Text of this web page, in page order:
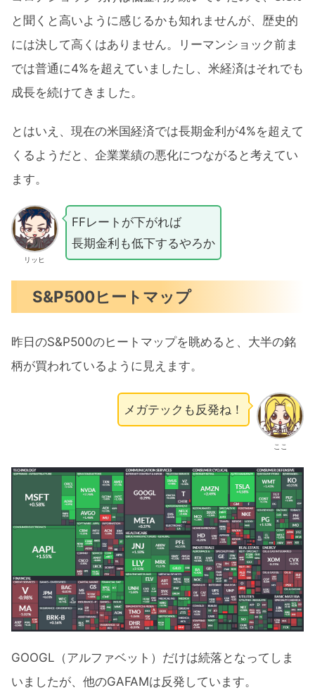
と聞くと高いように感じるかも知れませんが、歴史的
には決して高くはありません。リーマンショック前ま
では普通に4%を超えていましたし、米経済はそれでも
成長を続けてきました。
とはいえ、現在の米国経済では長期金利が4%を超えて
くるようだと、企業業績の悪化につながると考えてい
ます。
リッヒ
FFレートが下がれば
長期金利も低下するやろか
S&P500ヒートマップ
昨日のS&P500のヒートマップを眺めると、大半の銘
柄が買われているように見えます。
ここ
メガテックも反発ね！
GOOGL（アルファベット）だけは続落となってしま
いましたが、他のGAFAMは反発しています。